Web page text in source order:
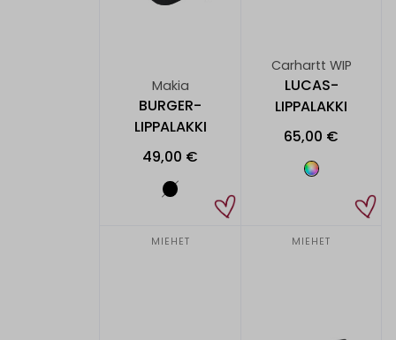
Makia
BURGER-
LIPPALAKKI
49,00 €
Carhartt WIP
LUCAS-
LIPPALAKKI
65,00 €
MIEHET MIEHET